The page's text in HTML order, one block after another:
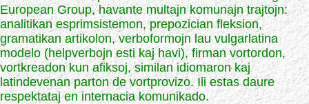
European Group, havante multajn komunajn trajtojn:
analitikan esprimsistemon, prepozician fleksion,
gramatikan artikolon, verboformojn lau vulgarlatina
modelo (helpverbojn esti kaj havi), firman vortordon,
vortkreadon kun afiksoj, similan idiomaron kaj
latindevenan parton de vortprovizo. Ili estas daure
respektataj en internacia komunikado.